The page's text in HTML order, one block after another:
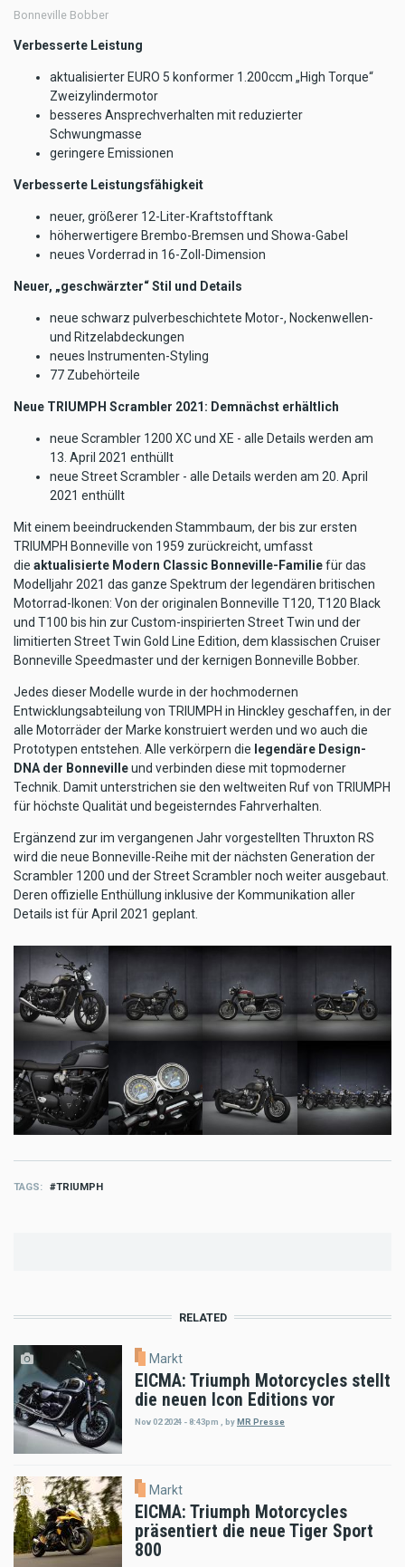
Bonneville Bobber
Verbesserte Leistung
aktualisierter EURO 5 konformer 1.200ccm „High Torque“
Zweizylindermotor
besseres Ansprechverhalten mit reduzierter
Schwungmasse
geringere Emissionen
Verbesserte Leistungsfähigkeit
neuer, größerer 12-Liter-Kraftstofftank
höherwertigere Brembo-Bremsen und Showa-Gabel
neues Vorderrad in 16-Zoll-Dimension
Neuer, „geschwärzter“ Stil und Details
neue schwarz pulverbeschichtete Motor-, Nockenwellen-
und Ritzelabdeckungen
neues Instrumenten-Styling
77 Zubehörteile
Neue TRIUMPH Scrambler 2021: Demnächst erhältlich
neue Scrambler 1200 XC und XE - alle Details werden am
13. April 2021 enthüllt
neue Street Scrambler - alle Details werden am 20. April
2021 enthüllt
Mit einem beeindruckenden Stammbaum, der bis zur ersten
TRIUMPH Bonneville von 1959 zurückreicht, umfasst
die aktualisierte Modern Classic Bonneville-Familiefür das
Modelljahr 2021 das ganze Spektrum der legendären britischen
Motorrad-Ikonen: Von der originalen Bonneville T120, T120 Black
und T100 bis hin zur Custom-inspirierten Street Twin und der
limitierten Street Twin Gold Line Edition, dem klassischen Cruiser
Bonneville Speedmaster und der kernigen Bonneville Bobber.
Jedes dieser Modelle wurde in der hochmodernen
Entwicklungsabteilung von TRIUMPH in Hinckley geschaffen, in der
alle Motorräder der Marke konstruiert werden und wo auch die
Prototypen entstehen. Alle verkörpern die legendäre Design-
DNA der Bonnevilleund verbinden diese mit topmoderner
Technik. Damit unterstrichen sie den weltweiten Ruf von TRIUMPH
für höchste Qualität und begeisterndes Fahrverhalten.
Ergänzend zur im vergangenen Jahr vorgestellten Thruxton RS
wird die neue Bonneville-Reihe mit der nächsten Generation der
Scrambler 1200 und der Street Scrambler noch weiter ausgebaut.
Deren offizielle Enthüllung inklusive der Kommunikation aller
Details ist für April 2021 geplant.
TAGS TRIUMPH
RELATED
Markt
EICMA: Triumph Motorcycles stellt
die neuen Icon Editions vor
Nov 02 2024 - 8:43pm byMR Presse
Markt
EICMA: Triumph Motorcycles
präsentiert die neue Tiger Sport
800